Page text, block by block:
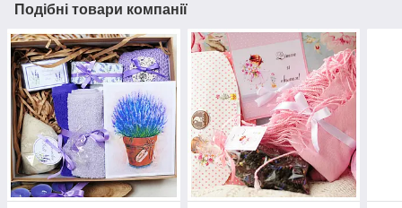
Подібні товари компанії